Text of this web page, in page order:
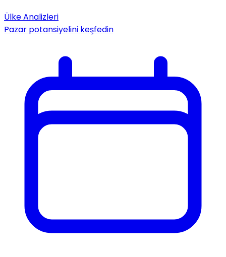
Ülke Analizleri
Pazar potansiyelini keşfedin